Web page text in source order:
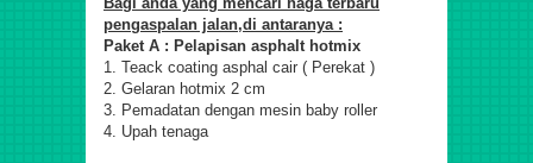
pengaspalan jalan,di antaranya :
Paket A : Pelapisan asphalt hotmix
1. Teack coating asphal cair ( Perekat )
2. Gelaran hotmix 2 cm
3. Pemadatan dengan mesin baby roller
4. Upah tenaga